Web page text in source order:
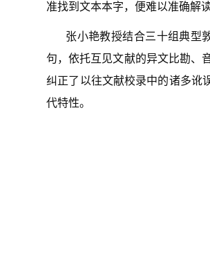
准找到文本本字，便难以准确解
张小艳教授结合三十组典型
句，依托互见文献的异文比勘、
纠正了以往文献校录中的诸多讹
代特性。